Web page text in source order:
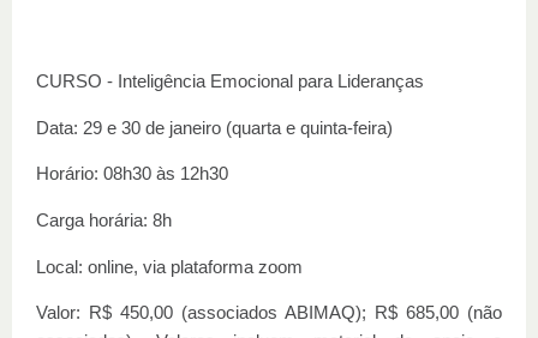
CURSO - Inteligência Emocional para Lideranças
Data: 29 e 30 de janeiro (quarta e quinta-feira)
Horário: 08h30 às 12h30
Carga horária: 8h
Local: online, via plataforma zoom
Valor: R$ 450,00 (associados ABIMAQ); R$ 685,00 (não